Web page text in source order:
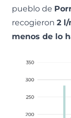
pueblo de
recogieron 2 l/
menos de lo